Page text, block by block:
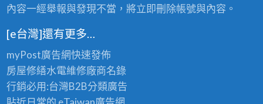
內容一經舉報與發現不當，將立即刪除帳號與內容。
[e台灣]還有更多…
myPost廣告網快速發佈
房屋修繕水電維修廠商名錄
行銷必用:台灣B2B分類廣告